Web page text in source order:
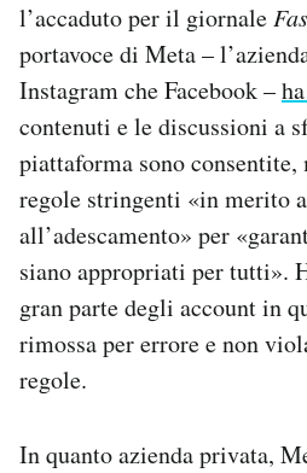
l’accaduto per il giornale
portavoce di Meta –
Instagram che Facebook –
contenuti e le discussioni a
piattaforma sono consentite,
regole stringenti «in merito
all’adescamento» per
siano appropriati per tutti».
gran parte degli account in
rimossa per errore e non
regole.
In quanto azienda privata,